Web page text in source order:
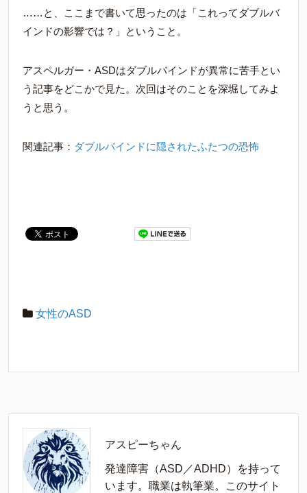
……と、ここまで書いて思ったのは「これってダブルバ
インドの影響では？」ということ。
アスペルガー・ASDはダブルバインドが異常に苦手とい
う記事をどこかで見た。次回はそのことを深堀してみよ
うと思う。
関連記事： ダブルバインドに隠されたふたつの恐怖
女性のASD
アスピーちゃん
発達障害（ASD／ADHD）を持って
います。職業は執筆業。このサイト